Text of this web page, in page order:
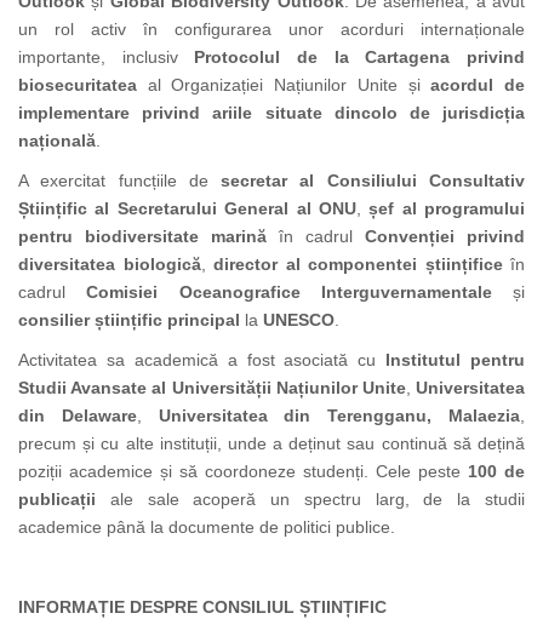
un rol activ în configurarea unor acorduri internaționale
importante, inclusiv Protocolul de la Cartagena privind
biosecuritatea al Organizației Națiunilor Unite șiacordul de
implementare privind ariile situate dincolo de jurisdicția
națională
A exercitat funcțiile desecretar al Consiliului Consultativ
Științific al Secretarului General al ONU,șef al programului
pentru biodiversitate marină în cadrul Convenției privind
diversitatea biologică, director al componentei științificeîn
cadrulComisiei Oceanografice Interguvernamentaleși
consilier științific principal la UNESCO
Activitatea sa academică a fost asociată cu Institutul pentru
Studii Avansate al Universității Națiunilor Unite,Universitatea
din Delaware, Universitatea din Terengganu, Malaezia
precum și cu alte instituții, unde a deținut sau continuă să dețină
poziții academice și să coordoneze studenți. Cele peste 100 de
publicații ale sale acoperă un spectru larg, de la studii
academice până la documente de politici publice.
INFORMAȚIE DESPRE CONSILIUL ȘTIINȚIFIC